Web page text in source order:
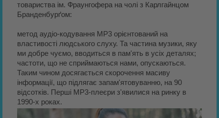
товариства ім. Фраунгофера на чолі з Карлгайнцом
Бранденбурґом:
метод аудіо-кодування MP3 орієнтований на
властивості людського слуху. Та частина музики, яку
ми добре чуємо, вводиться в пам'ять в усіх деталях;
частоти, що не сприймаються нами, опускаються.
Таким чином досягається скорочення масиву
інформації, що підлягає запам'ятовуванню, на 90
відсотків. Перші MP3-плеєри з'явилися на ринку в
1990-х роках.